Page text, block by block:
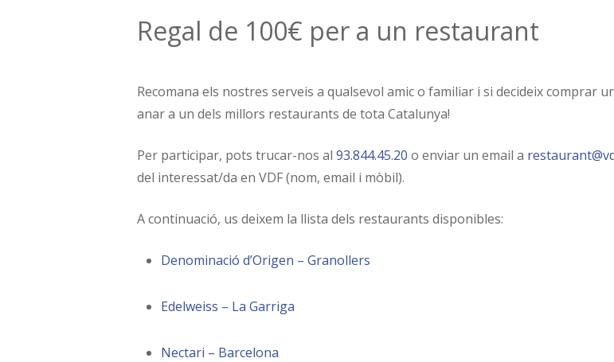
Regal de 100€ per a un restaurant
Recomana els nostres serveis a qualsevol amic o familiar i si decideix comprar
anar a un dels millors restaurants de tota Catalunya!
Per participar, pots trucar-nos al 93.844.45.20 o enviar un email a
del interessat/da en VDF (nom, email i mòbil).
A continuació, us deixem la llista dels restaurants disponibles:
Denominació d’Origen – Granollers
Edelweiss – La Garriga
Nectari – Barcelona